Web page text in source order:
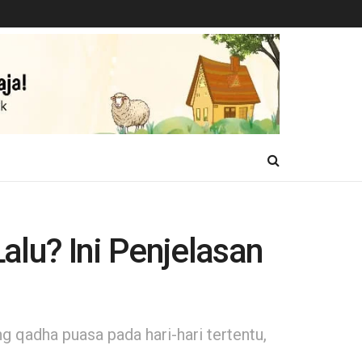
Ini Penjelasan
qadha puasa pada hari-hari tertentu,